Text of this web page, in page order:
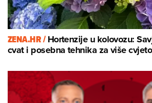
ZENA.HR /Hortenzije u kolovozu:
cvat i posebna tehnika za više